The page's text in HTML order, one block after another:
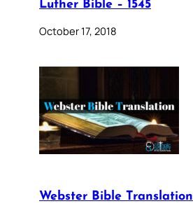
Luther Bible – 1545
October 17, 2018
Webster Bible Translation